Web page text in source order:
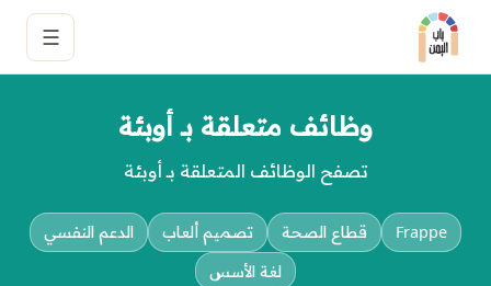
☰
وظائف متعلقة بـ أوبئة
تصفح الوظائف المتعلقة بـ أوبئة
Frappe قطاع الصحة تصميم ألعاب
الدعم النفسي
لغة الأسس